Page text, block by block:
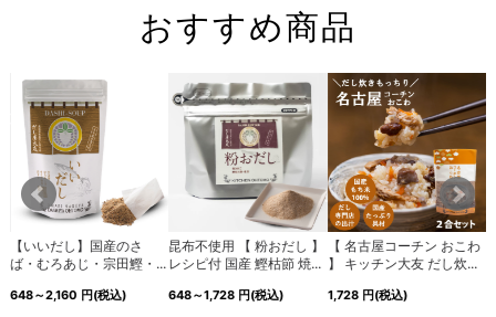
おすすめ商品
【いいだし】国産のさ
ば・むろあじ・宗田鰹・...
648～2,160 円(税込)
昆布不使用 【 粉おだし 】
レシピ付 国産 鰹枯節 焼...
648～1,728 円(税込)
【 名古屋コーチン おこわ
】 キッチン大友 だし炊...
1,728円(税込)